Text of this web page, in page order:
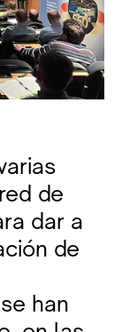
de
dar a
de
han